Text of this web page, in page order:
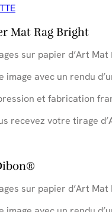
Mat Rag Bright
sur papier d’Art Mat
image avec un rendu
et fabrication
recevez votre tirage
sur papier d’Art